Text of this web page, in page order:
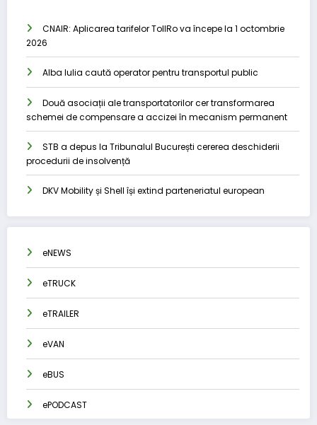
CNAIR: Aplicarea tarifelor TollRo va începe la 1 octombrie
2026
Alba Iulia caută operator pentru transportul public
Două asociații ale transportatorilor cer transformarea
schemei de compensare a accizei în mecanism permanent
STB a depus la Tribunalul București cererea deschiderii
procedurii de insolvență
DKV Mobility și Shell își extind parteneriatul european
eNEWS
eTRUCK
eTRAILER
eVAN
eBUS
ePODCAST